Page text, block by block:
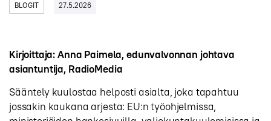
BLOGIT 27.5.2026
Kirjoittaja: Anna Paimela, edunvalvonnan johtava
asiantuntija, RadioMedia
Sääntely kuulostaa helposti asialta, joka tapahtuu
jossakin kaukana arjesta: EU:n työohjelmissa,